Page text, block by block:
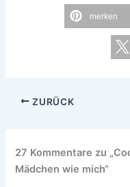
merken
ZURÜCK
27 Kommentare zu
Mädchen wie mich“